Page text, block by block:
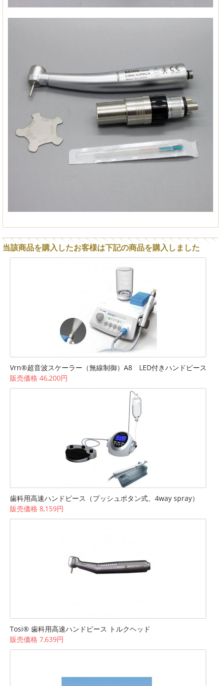
当該商品を購入したお客様は下記の商品を購入しました
Vrn®超音波スケーラー（無線制御）A8 LED付きハンドピース
販売価格 46,200円
歯科用高速ハンドピース（プッシュボタン式、4way spray）
販売価格 8,159円
Tosi® 歯科用高速ハンドピース トルクヘッド
販売価格 7,639円